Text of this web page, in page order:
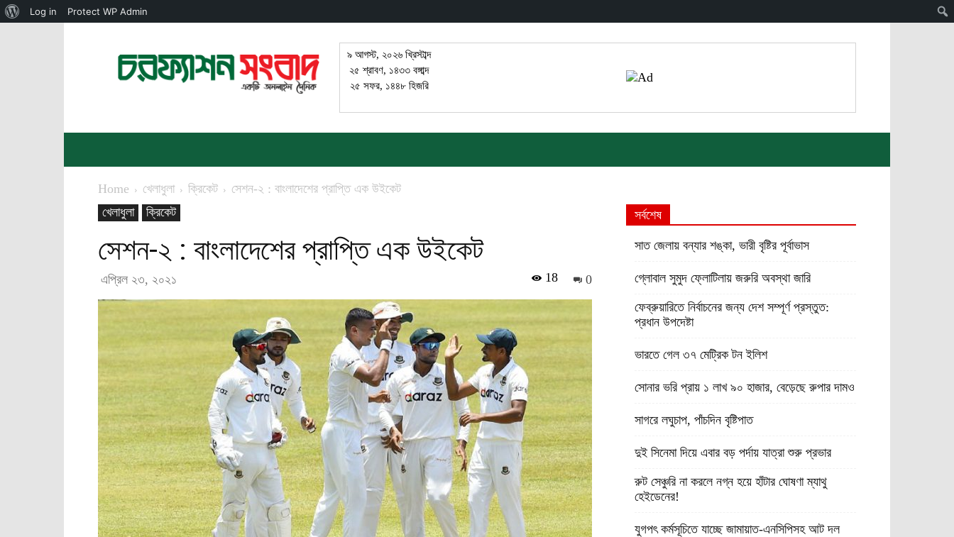
সংবাদ
৯ আগস্ট, ২০২৬ খ্রিস্টাব্দ
২৫ শ্রাবণ, ১৪৩৩ বঙ্গাব্দ
২৫ সফর, ১৪৪৮ হিজরি
Home খেলাধুলা ক্রিকেট
সেশন-২ : বাংলাদেশের প্রাপ্তি এক উইকেট
খেলাধুলা
ক্রিকেট
সেশন-২ : বাংলাদেশের প্রাপ্তি এক উইকেট
এপ্রিল ২৩, ২০২১ 0
18
সর্বশেষ
সাত জেলায় বন্যার শঙ্কা, ভারী বৃষ্টির পূর্বাভাস
গ্লোবাল সুমুদ ফ্লোটিলায় জরুরি অবস্থা জারি
ফেব্রুয়ারিতে নির্বাচনের জন্য দেশ সম্পূর্ণ প্রস্তুত:
প্রধান উপদেষ্টা
ভারতে গেল ৩৭ মেট্রিক টন ইলিশ
সোনার ভরি প্রায় ১ লাখ ৯০ হাজার, বেড়েছে রুপার দামও
সাগরে লঘুচাপ, পাঁচদিন বৃষ্টিপাত
দুই সিনেমা দিয়ে এবার বড় পর্দায় যাত্রা শুরু প্রভার
রুট সেঞ্চুরি না করলে নগ্ন হয়ে হাঁটার ঘোষণা ম্যাথু
হেইডেনের!
যুগপৎ কর্মসূচিতে যাচ্ছে জামায়াত-এনসিপিসহ আট দল
About
Log in Protect WP Admin